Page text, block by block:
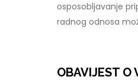
osposobljavanje
radnog odnosa
OBAVIJEST O